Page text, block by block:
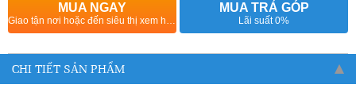
MUA NGAY
Giao tận nơi hoặc đến siêu thị xem hàng
MUA TRẢ GÓP
Lãi suất 0%
CHI TIẾT SẢN PHẨM